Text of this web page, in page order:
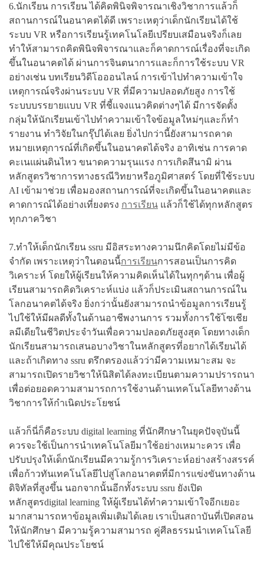
6.นักเรียน การเรียน ได้คิดพินิจพิจารณาเชิงวิชาการแล้วก็
สถานการณ์ในอนาคตได้ดี เพราะเหตุว่าเด็กนักเรียนได้ใช้
ระบบ VR หรือการเรียนรู้เทคโนโลยีเปรียบเสมือนจริงก็เลย
ทำให้สามารถคิดพินิจพิจารณาและก็คาดการณ์เรื่องที่จะเกิด
ขึ้นในอนาคตได้ ผ่านการจินตนาการและก็การใช้ระบบ VR
อย่างเช่น บทเรียนวิดีโอออนไลน์ การเข้าไปทำความเข้าใจ
เหตุการณ์จริงผ่านระบบ VR ที่มีความปลอดภัยสูง การใช้
ระบบบรรยายแบบ VR ที่ชี้แจงแนวคิดต่างๆได้ มีการจัดตั้ง
กลุ่มให้นักเรียนเข้าไปทำความเข้าใจข้อมูลใหม่ๆและก็ทำ
รายงาน ทำวิจัยในกรุ๊ปได้เลย ยิ่งไปกว่านี้ยังสามารถคาด
หมายเหตุการณ์ที่เกิดขึ้นในอนาคตได้จริง อาทิเช่น การคาด
คะเนแผ่นดินไหว ขนาดความรุนแรง การเกิดสึนามิ ผ่าน
หลักสูตรวิชาการทางธรณีวิทยาหรือภูมิศาสตร์ โดยที่ใช้ระบบ
AI เข้ามาช่วย เพื่อมองสถานการณ์ที่จะเกิดขึ้นในอนาคตและ
คาดการณ์ได้อย่างเที่ยงตรง การเรียน แล้วก็ใช้ได้ทุกหลักสูตร
ทุกภาควิชา
7.ทำให้เด็กนักเรียน ssru มีอิสระทางความนึกคิดโดยไม่มีข้อ
จำกัด เพราะเหตุว่าในตอนนี้การเรียนการสอนเป็นการคิด
วิเคราะห์ โดยให้ผู้เรียนให้ความคิดเห็นได้ในทุกๆด้าน เพื่อผู้
เรียนสามารถคิดวิเคราะห์แบ่ง แล้วก็ประเมินสถานการณ์ใน
โลกอนาคตได้จริง ยิ่งกว่านั้นยังสามารถนำข้อมูลการเรียนรู้
ไปใช้ให้มีผลดีทั้งในด้านอาชีพงานการ รวมทั้งการใช้โซเชีย
ลมีเดียในชีวิตประจำวันเพื่อความปลอดภัยสูงสุด โดยทางเด็ก
นักเรียนสามารถเสนอบางวิชาในหลักสูตรที่อยากได้เรียนได้
และถ้าเกิดทาง ssru ตรึกตรองแล้วว่ามีความเหมาะสม จะ
สามารถเปิดรายวิชาให้นิสิตได้ลงทะเบียนตามความปรารถนา
เพื่อต่อยอดความสามารถการใช้งานด้านเทคโนโลยีทางด้าน
วิชาการให้กำเนิดประโยชน์
แล้วก็นี่ก็คือระบบ digital learning ที่นักศึกษาในยุคปัจจุบันนี้
ควรจะใช้เป็นการนำเทคโนโลยีมาใช้อย่างเหมาะควร เพื่อ
ปรับปรุงให้เด็กนักเรียนมีความรู้การวิเคราะห์อย่างสร้างสรรค์
เพื่อก้าวทันเทคโนโลยีไปสู่โลกอนาคตที่มีการแข่งขันทางด้าน
ดิจิทัลที่สูงขึ้น นอกจากนั้นอีกทั้งระบบ ssru ยังเปิด
หลักสูตรdigital learning ให้ผู้เรียนได้ทำความเข้าใจอีกเยอะ
มากสามารถหาข้อมูลเพิ่มเติมได้เลย เราเป็นสถาบันที่เปิดสอน
ให้นักศึกษา มีความรู้ความสามารถ คู่ศีลธรรมนำเทคโนโลยี
ไปใช้ให้มีคุณประโยชน์